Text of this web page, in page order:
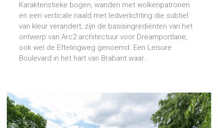
​Karakteristieke bogen, wanden met wolkenpatronen
en een verticale naald met ledverlichting die subtiel
van kleur verandert, zijn de basisingrediënten van het
ontwerp van Arc2 architectuur voor Dreamportlane,
ook wel de Eftelingweg genoemd. Een Leisure
Boulevard in het hart van Brabant waar...